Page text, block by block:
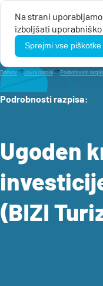
Na strani
izboljšati uporabniško
Sprejmi vse piškotke
TikoPro
Domov Javni razpisi Podrobnosti
Podrobnosti razpisa:
Ugoden
(BIZI